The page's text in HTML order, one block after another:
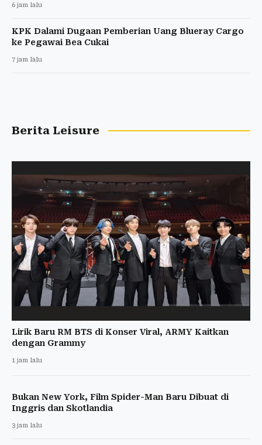
6 jam lalu
KPK Dalami Dugaan Pemberian Uang Blueray Cargo
ke Pegawai Bea Cukai
7 jam lalu
Berita Leisure
Lirik Baru RM BTS di Konser Viral, ARMY Kaitkan
dengan Grammy
1 jam lalu
Bukan New York, Film Spider-Man Baru Dibuat di
Inggris dan Skotlandia
3 jam lalu